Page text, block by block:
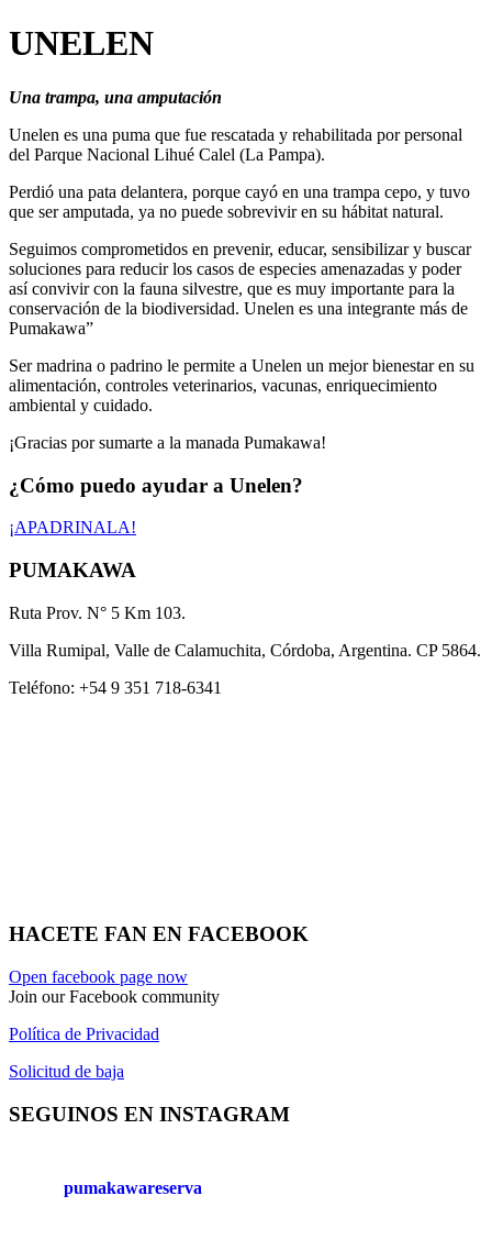
UNELEN
Una trampa, una amputación
Unelen es una puma que fue rescatada y rehabilitada por personal
del Parque Nacional Lihué Calel (La Pampa).
Perdió una pata delantera, porque cayó en una trampa cepo, y tuvo
que ser amputada, ya no puede sobrevivir en su hábitat natural.
Seguimos comprometidos en prevenir, educar, sensibilizar y buscar
soluciones para reducir los casos de especies amenazadas y poder
así convivir con la fauna silvestre, que es muy importante para la
conservación de la biodiversidad. Unelen es una integrante más de
Pumakawa”
Ser madrina o padrino le permite a Unelen un mejor bienestar en su
alimentación, controles veterinarios, vacunas, enriquecimiento
ambiental y cuidado.
¡Gracias por sumarte a la manada Pumakawa!
¿Cómo puedo ayudar a Unelen?
¡APADRINALA!
PUMAKAWA
Ruta Prov. N° 5 Km 103.
Villa Rumipal, Valle de Calamuchita, Córdoba, Argentina. CP 5864.
​Teléfono: +54 9 351 718-6341
HACETE FAN EN FACEBOOK
Open facebook page now
Join our Facebook community
Política de Privacidad
Solicitud de baja
SEGUINOS EN INSTAGRAM
pumakawareserva